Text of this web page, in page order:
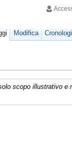
scopo illustrativo e
Modifica